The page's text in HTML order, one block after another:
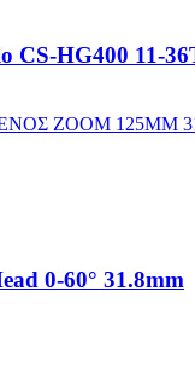
CS-HG400 11-
0-60° 31.8mm